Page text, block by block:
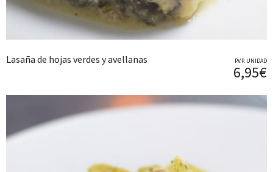
Lasaña de hojas verdes y avellanas P.V.P. UNIDAD
6,95€